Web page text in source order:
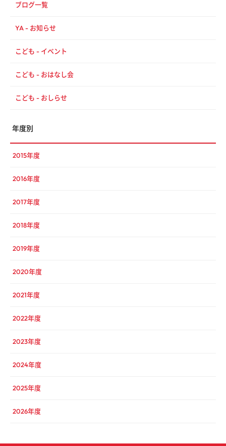
ブログ一覧
YA - お知らせ
こども - イベント
こども - おはなし会
こども - おしらせ
年度別
2015年度
2016年度
2017年度
2018年度
2019年度
2020年度
2021年度
2022年度
2023年度
2024年度
2025年度
2026年度